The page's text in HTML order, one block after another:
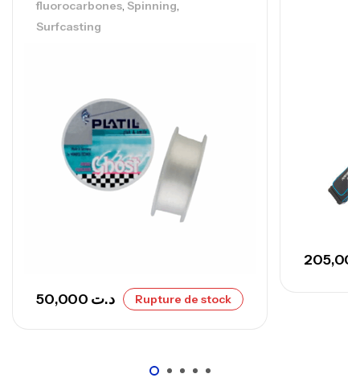
fluorocarbones, Spinning,
Surfcasting
د.ت Rupture de stock